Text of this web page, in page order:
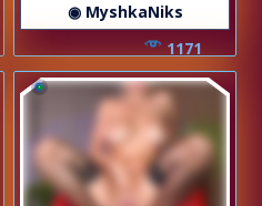
◉ MyshkaNiks
1171